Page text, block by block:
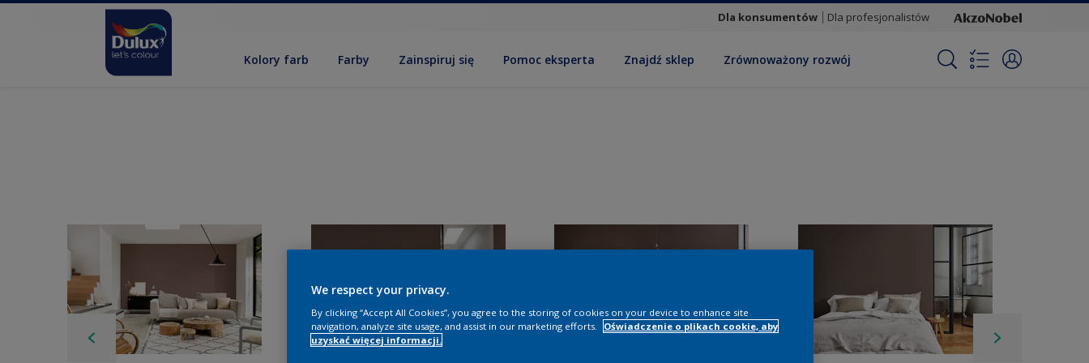
Dla konsumentów Dla profesjonalistów
Kolory farb Farby Zainspiruj się Pomoc eksperta Znajdź sklep Zrównoważony rozwój
We respect your privacy.
By clicking “Accept All Cookies”, you agree to the storing of cookies on your device to enhance site
navigation, analyze site usage, and assist in our marketing efforts.
Oświadczenie o plikach cookie, aby
uzyskać więcej informacji.